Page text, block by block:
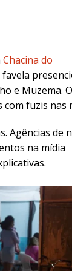
Chacina do
favela
e Muzema.
fuzis nas
Agências de
na mídia